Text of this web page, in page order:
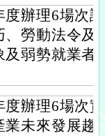
度辦理6場次
、勞動法令及
及弱勢就業者
度辦理6場次
業未來發展趨